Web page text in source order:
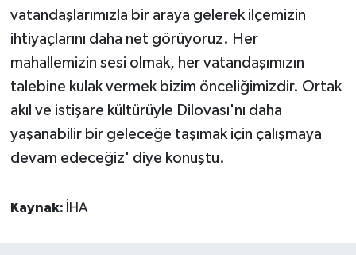
vatandaşlarımızla bir araya gelerek ilçemizin
ihtiyaçlarını daha net görüyoruz. Her
mahallemizin sesi olmak, her vatandaşımızın
talebine kulak vermek bizim önceliğimizdir. Ortak
akıl ve istişare kültürüyle Dilovası'nı daha
yaşanabilir bir geleceğe taşımak için çalışmaya
devam edeceğiz' diye konuştu.
Kaynak: İHA